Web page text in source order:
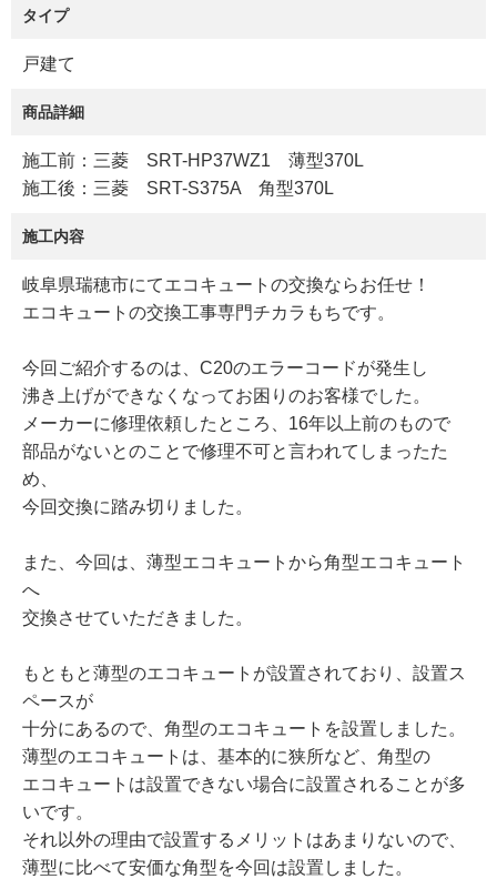
タイプ
戸建て
商品詳細
施工前：三菱 SRT-HP37WZ1 薄型370L
施工後：三菱 SRT-S375A 角型370L
施工内容
岐阜県瑞穂市にてエコキュートの交換ならお任せ！
エコキュートの交換工事専門チカラもちです。
今回ご紹介するのは、C20のエラーコードが発生し
沸き上げができなくなってお困りのお客様でした。
メーカーに修理依頼したところ、16年以上前のもので
部品がないとのことで修理不可と言われてしまったた
め、
今回交換に踏み切りました。
また、今回は、薄型エコキュートから角型エコキュート
へ
交換させていただきました。
もともと薄型のエコキュートが設置されており、設置ス
ペースが
十分にあるので、角型のエコキュートを設置しました。
薄型のエコキュートは、基本的に狭所など、角型の
エコキュートは設置できない場合に設置されることが多
いです。
それ以外の理由で設置するメリットはあまりないので、
薄型に比べて安価な角型を今回は設置しました。